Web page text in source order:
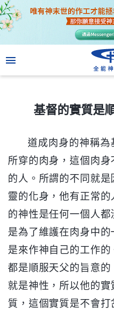
基督的實質是順服天父的旨意
基督的實質是
道成肉身的神稱為
所穿的肉身，這個肉
的人。所謂的不同就
靈的化身，他有正常
的神性是任何一個人
是為了維護在肉身中
是來作神自己的工作
都是順服天父的旨意
就是神性，所以他的
質，這個實質是不會